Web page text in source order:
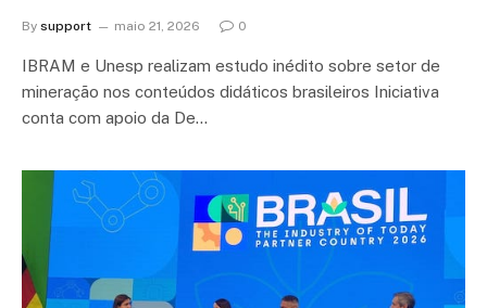
By support maio 21, 2026 0
IBRAM e Unesp realizam estudo inédito sobre setor de
mineração nos conteúdos didáticos brasileiros Iniciativa
conta com apoio da De…